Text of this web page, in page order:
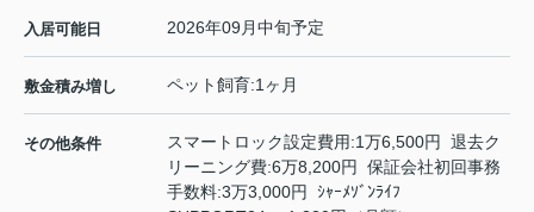
入居可能日 2026年09月中旬予定
敷金積み増し ペット飼育:1ヶ月
その他条件
スマートロック設定費用:1万6,500円 退去ク
リーニング費:6万8,200円 保証会社初回事務
手数料:3万3,000円 ｼｬｰﾒｿﾞﾝﾗｲﾌ